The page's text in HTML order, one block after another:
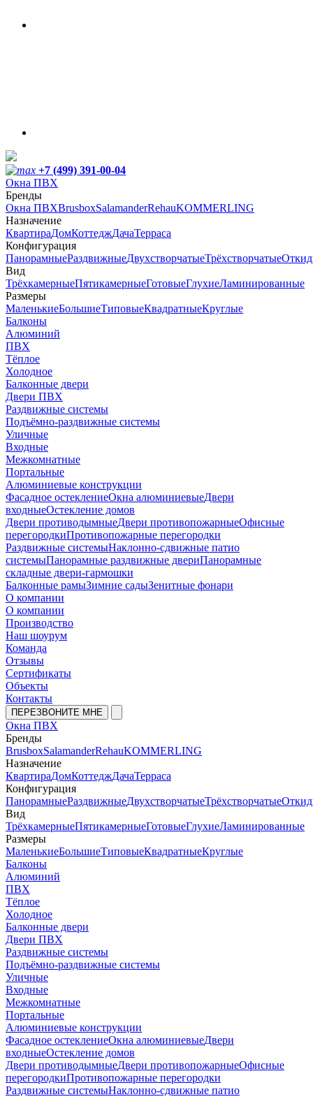
+7 (499) 391-00-04
Окна ПВХ
Бренды
Окна ПВХBrusboxSalamanderRehauKOMMERLING
Назначение
КвартираДомКоттеджДачаТерраса
Конфигурация
ПанорамныеРаздвижныеДвухстворчатыеТрёхстворчатые
Вид
ТрёхкамерныеПятикамерныеГотовыеГлухиеЛаминированные
Размеры
МаленькиеБольшиеТиповыеКвадратныеКруглые
Балконы
Алюминий
ПВХ
Тёплое
Холодное
Балконные двери
Двери ПВХ
Раздвижные системы
Подъёмно-раздвижные системы
Уличные
Входные
Межкомнатные
Портальные
Алюминиевые конструкции
Фасадное остеклениеОкна алюминиевыеДвери
входныеОстекление домов
Двери противодымныеДвери противопожарныеОфисные
перегородкиПротивопожарные перегородки
Раздвижные системыНаклонно-сдвижные патио
системыПанорамные раздвижные двериПанорамные
складные двери-гармошки
Балконные рамыЗимние садыЗенитные фонари
О компании
О компании
Производство
Наш шоурум
Команда
Отзывы
Сертификаты
Объекты
Контакты
ПЕРЕЗВОНИТЕ МНЕ
Окна ПВХ
Бренды
BrusboxSalamanderRehauKOMMERLING
Назначение
КвартираДомКоттеджДачаТерраса
Конфигурация
ПанорамныеРаздвижныеДвухстворчатыеТрёхстворчатые
Вид
ТрёхкамерныеПятикамерныеГотовыеГлухиеЛаминированные
Размеры
МаленькиеБольшиеТиповыеКвадратныеКруглые
Балконы
Алюминий
ПВХ
Тёплое
Холодное
Балконные двери
Двери ПВХ
Раздвижные системы
Подъёмно-раздвижные системы
Уличные
Входные
Межкомнатные
Портальные
Алюминиевые конструкции
Фасадное остеклениеОкна алюминиевыеДвери
входныеОстекление домов
Двери противодымныеДвери противопожарныеОфисные
перегородкиПротивопожарные перегородки
Раздвижные системыНаклонно-сдвижные патио